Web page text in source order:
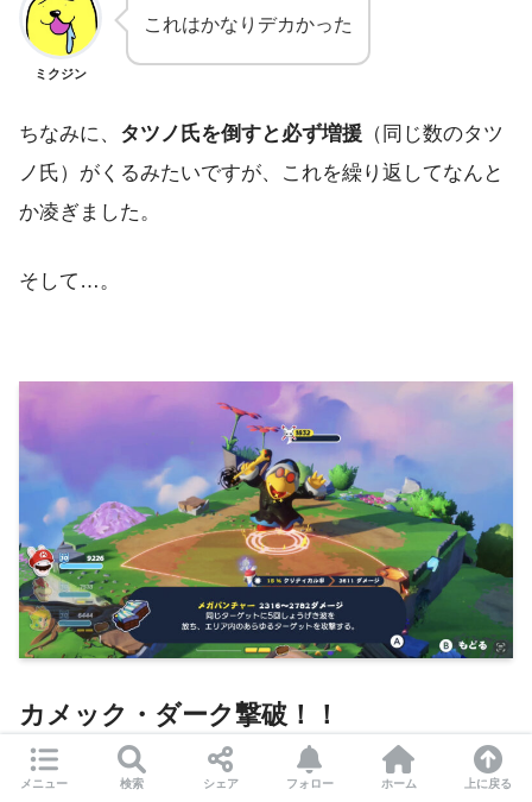
ミクジン
これはかなりデカかった
ちなみに、 タツノ氏を倒すと必ず増援 （同じ数のタツ
ノ氏）がくるみたいですが、これを繰り返してなんと
か凌ぎました。
そして…。
カメック・ダーク撃破！！
いろいろ失敗（動画参照）もしましたが、運良くノー
メニュー 検索 シェア フォロー ホーム 上に戻る